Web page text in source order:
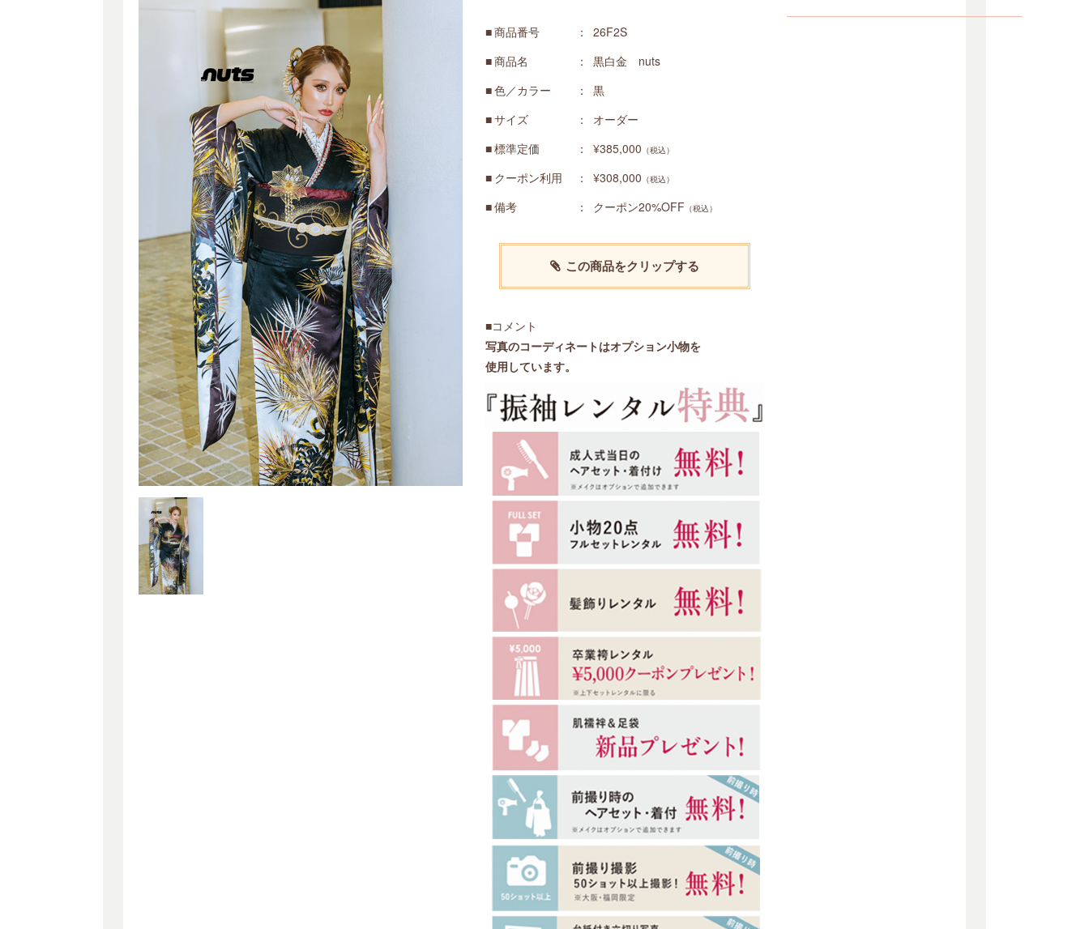
商品番号
26F2S
商品名
黒白金 nuts
色／カラー
黒
サイズ
オーダー
標準定価
¥385,000 （税込）
クーポン利用 ¥308,000 （税込）
備考 クーポン20%OFF （税込）
この商品をクリップする
■コメント
写真のコーディネートはオプション小物を
使用しています。